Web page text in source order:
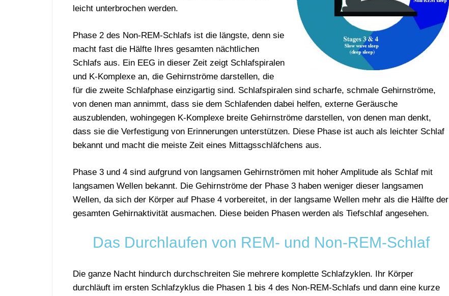
leicht unterbrochen werden.
Phase 2 des Non-REM-Schlafs ist die längste, denn sie
macht fast die Hälfte Ihres gesamten nächtlichen
Schlafs aus. Ein EEG in dieser Zeit zeigt Schlafspiralen
und K-Komplexe an, die Gehirnströme darstellen, die
für die zweite Schlafphase einzigartig sind. Schlafspiralen sind scharfe, schmale Gehirnströme,
von denen man annimmt, dass sie dem Schlafenden dabei helfen, externe Geräusche
auszublenden, wohingegen K-Komplexe breite Gehirnströme darstellen, von denen man denkt,
dass sie die Verfestigung von Erinnerungen unterstützen. Diese Phase ist auch als leichter Schlaf
bekannt und macht die meiste Zeit eines Mittagsschläfchens aus.
Phase 3 und 4 sind aufgrund von langsamen Gehirnströmen mit hoher Amplitude als Schlaf mit
langsamen Wellen bekannt. Die Gehirnströme der Phase 3 haben weniger dieser langsamen
Wellen, da sich der Körper auf Phase 4 vorbereitet, in der langsame Wellen mehr als die Hälfte der
gesamten Gehirnaktivität ausmachen. Diese beiden Phasen werden als Tiefschlaf angesehen.
Das Durchlaufen von REM- und Non-REM-Schlaf
Die ganze Nacht hindurch durchschreiten Sie mehrere komplette Schlafzyklen. Ihr Körper
durchläuft im ersten Schlafzyklus die Phasen 1 bis 4 des Non-REM-Schlafs und dann eine kurze